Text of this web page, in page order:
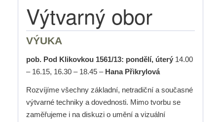
Výtvarný obor
VÝUKA
pob. Pod Klikovkou 1561/13: pondělí, úterý 14.00
– 16.15, 16.30 – 18.45 – Hana Přikrylová
Rozvíjíme všechny základní, netradiční a současné
výtvarné techniky a dovednosti. Mimo tvorbu se
zaměřujeme i na diskuzi o umění a vizuální